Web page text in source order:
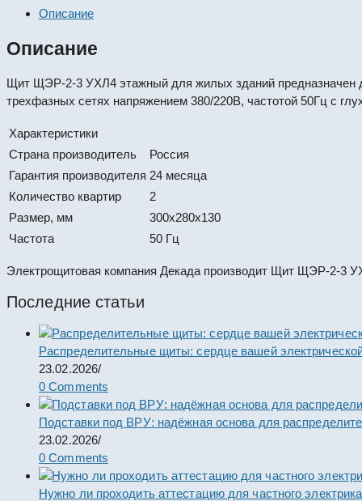
Описание
Описание
Щит ЩЭР-2-3 УХЛ4 этажный для жилых зданий предназначен
трехфазных сетях напряжением 380/220В, частотой 50Гц с
Характеристики
Страна производитель
Россия
Гарантия производителя 24 месяца
Количество квартир
2
Размер, мм
300x280x130
Частота
50 Гц
Электрощитовая компания Декада производит Щит ЩЭР-2-3
Последние статьи
Распределительные щиты: сердце вашей
23.02.2026/
0 Comments
Подставки под ВРУ: надёжная основа для
23.02.2026/
0 Comments
Нужно ли проходить аттестацию для частного